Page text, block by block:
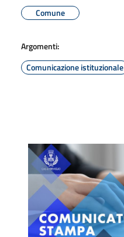
Comune
Argomenti:
Comunicazione istituzionale